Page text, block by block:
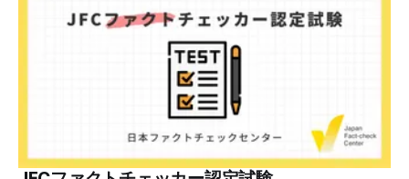
の日本での影響を調べた2万人調査の紹介や、間違った情報
を信じてしまう背景にある人間のバイアス、大規模に拡散す
るSNSアルゴリズムなどを解説しています。 実践編では、画
像や動画や生成AIなど、偽・誤情報をどのように検証したら
良いかをJFCが検証してきた事例から具体的に学びます。
JFCファクトチェッカー認定試験を開始 2024年7月29日か
ら、これらの内容について習熟度を確認するJFCファクトチ
ェッカー認定試験を開始します。誰でもいつでも受験可能で
す（2024年度中は受験料1000円、2025年度から2000円）。
合格者には様々な技能をデジタル証明するオープンバッジ・